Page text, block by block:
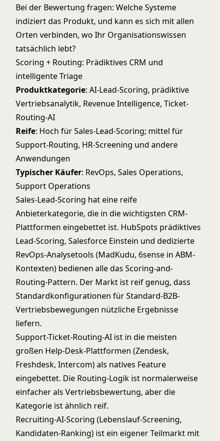
Bei der Bewertung fragen: Welche Systeme
indiziert das Produkt, und kann es sich mit allen
Orten verbinden, wo Ihr Organisationswissen
tatsächlich lebt?
Scoring + Routing: Prädiktives CRM und
intelligente Triage
Produktkategorie: AI-Lead-Scoring, prädiktive
Vertriebsanalytik, Revenue Intelligence, Ticket-
Routing-AI
Reife: Hoch für Sales-Lead-Scoring; mittel für
Support-Routing, HR-Screening und andere
Anwendungen
Typischer Käufer: RevOps, Sales Operations,
Support Operations
Sales-Lead-Scoring hat eine reife
Anbieterkategorie, die in die wichtigsten CRM-
Plattformen eingebettet ist. HubSpots prädiktives
Lead-Scoring, Salesforce Einstein und dedizierte
RevOps-Analysetools (MadKudu, 6sense in ABM-
Kontexten) bedienen alle das Scoring-and-
Routing-Pattern. Der Markt ist reif genug, dass
Standardkonfigurationen für Standard-B2B-
Vertriebsbewegungen nützliche Ergebnisse
liefern.
Support-Ticket-Routing-AI ist in die meisten
großen Help-Desk-Plattformen (Zendesk,
Freshdesk, Intercom) als natives Feature
eingebettet. Die Routing-Logik ist normalerweise
einfacher als Vertriebsbewertung, aber die
Kategorie ist ähnlich reif.
Recruiting-AI-Scoring (Lebenslauf-Screening,
Kandidaten-Ranking) ist ein eigener Teilmarkt mit